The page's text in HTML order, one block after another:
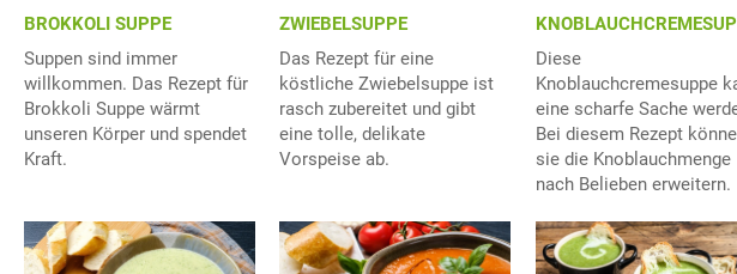
BROKKOLI SUPPE
Suppen sind immer
willkommen. Das Rezept für
Brokkoli Suppe wärmt
unseren Körper und spendet
Kraft.
ZWIEBELSUPPE
Das Rezept für eine
köstliche Zwiebelsuppe ist
rasch zubereitet und gibt
eine tolle, delikate
Vorspeise ab.
Diese
Knoblauchcremesuppe
eine scharfe Sache
Bei diesem Rezept
sie die Knoblauchmenge
nach Belieben erweitern.